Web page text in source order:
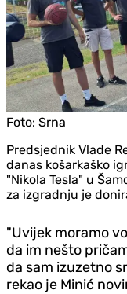
Foto: Srna
Predsjednik Vlade
danas košarkaško
"Nikola Tesla" u
za izgradnju je
"Uvijek moramo
da im nešto
da sam izuzetno
rekao je Minić